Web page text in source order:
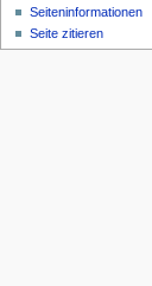
Seiten­­informationen
Seite zitieren